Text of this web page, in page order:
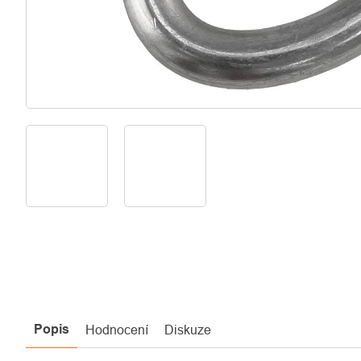
Popis Hodnocení Diskuze